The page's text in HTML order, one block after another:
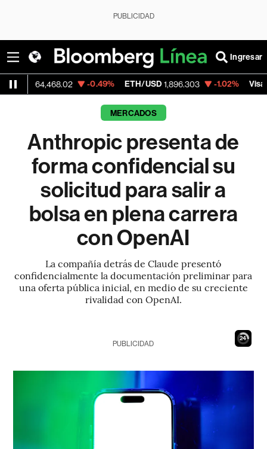
PUBLICIDAD
Ingresar
-0.49% ETH/USD 1,896.303 -1.02% Visa 368.54
MERCADOS
Anthropic presenta de
forma confidencial su
solicitud para salir a
bolsa en plena carrera
con OpenAI
La compañía detrás de Claude presentó
confidencialmente la documentación preliminar para
una oferta pública inicial, en medio de su creciente
rivalidad con OpenAI.
23
PUBLICIDAD